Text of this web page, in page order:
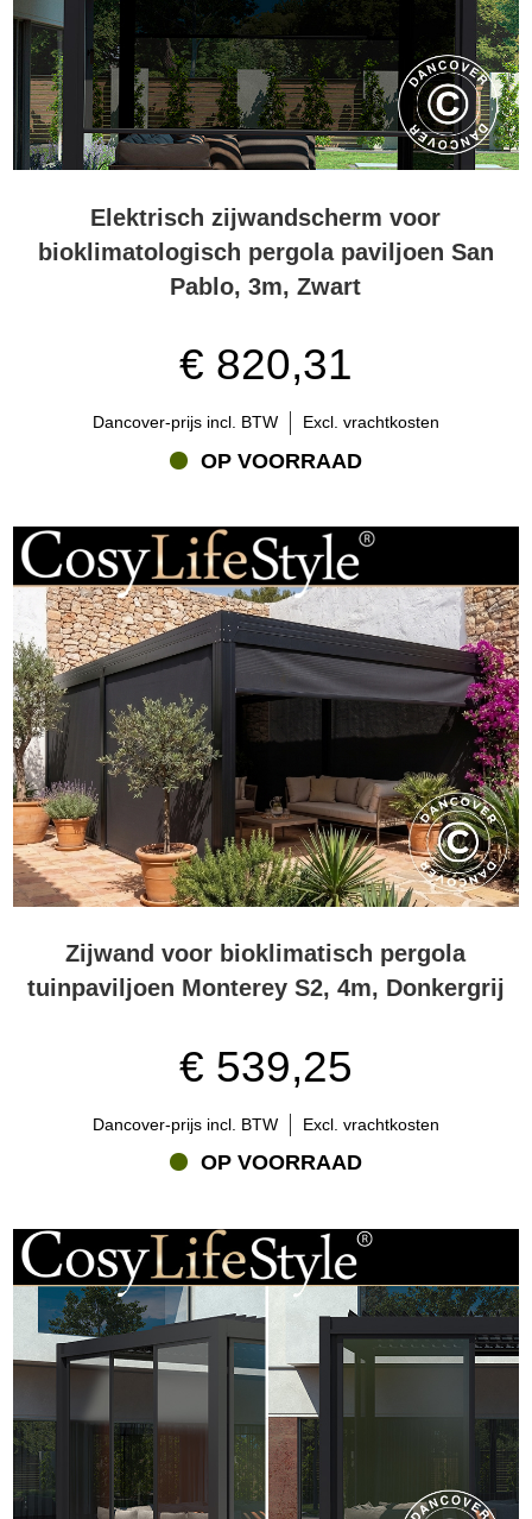
Elektrisch zijwandscherm voor
bioklimatologisch pergola paviljoen San
Pablo, 3m, Zwart
€ 820,31
Dancover-prijs incl. BTW Excl. vrachtkosten
OP VOORRAAD
Zijwand voor bioklimatisch pergola
tuinpaviljoen Monterey S2, 4m, Donkergrij
€ 539,25
Dancover-prijs incl. BTW Excl. vrachtkosten
OP VOORRAAD